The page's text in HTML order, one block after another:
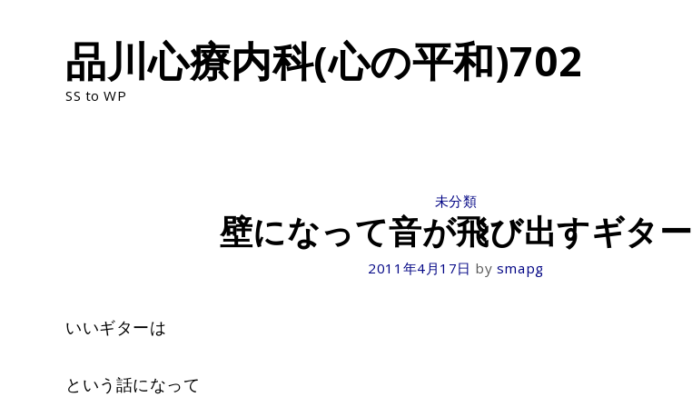
品川心療内科(心の平和)702
SS to WP
CATEGORIES
未分類
壁になって音が飛び出すギター
2011年4月17日 by smapg
いいギターは
という話になって